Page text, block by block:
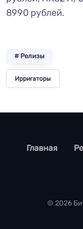
8990 рублей.
# Релизы
Ирригаторы
footer
Главная
© 2026